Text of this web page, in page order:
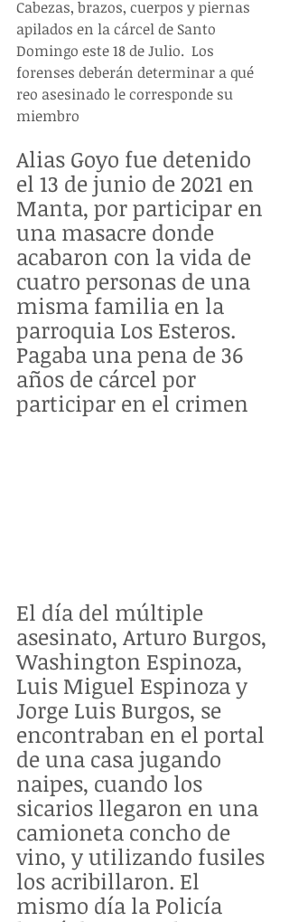
Cabezas, brazos, cuerpos y piernas
apilados en la cárcel de Santo
Domingo este 18 de Julio.  Los
forenses deberán determinar a qué
reo asesinado le corresponde su
miembro
Alias Goyo fue detenido
el 13 de junio de 2021 en
Manta, por participar en
una masacre donde
acabaron con la vida de
cuatro personas de una
misma familia en la
parroquia Los Esteros.
Pagaba una pena de 36
años de cárcel por
participar en el crimen
El día del múltiple
asesinato, Arturo Burgos,
Washington Espinoza,
Luis Miguel Espinoza y
Jorge Luis Burgos, se
encontraban en el portal
de una casa jugando
naipes, cuando los
sicarios llegaron en una
camioneta concho de
vino, y utilizando fusiles
los acribillaron. El
mismo día la Policía